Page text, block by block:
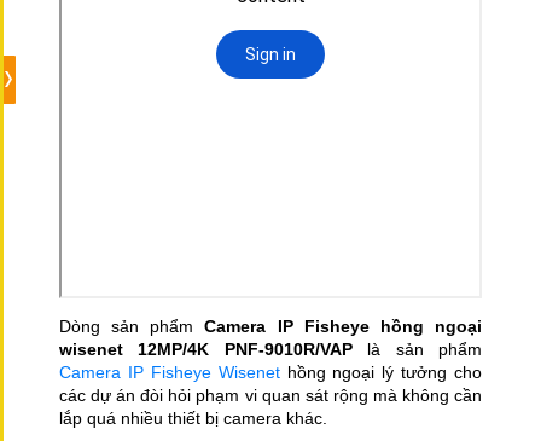
Dòng sản phẩmCamera IP Fisheye hồng ngoại
wisenet 12MP/4K PNF-9010R/VAP là sản phẩm
Camera IP Fisheye Wisenet hồng ngoại lý tưởng cho
các dự án đòi hỏi phạm vi quan sát rộng mà không cần
lắp quá nhiều thiết bị camera khác.